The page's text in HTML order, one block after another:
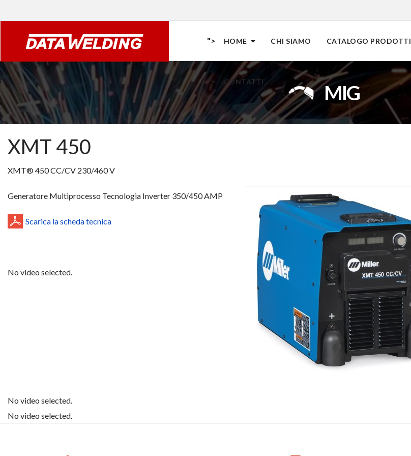
"> HOME CHI SIAMO CATALOGO PRODOTTI
"> CONTATTI MIG
XMT 450
XMT® 450 CC/CV 230/460 V
Generatore Multiprocesso Tecnologia Inverter 350/450 AMP
No video selected.
No video selected.
No video selected.